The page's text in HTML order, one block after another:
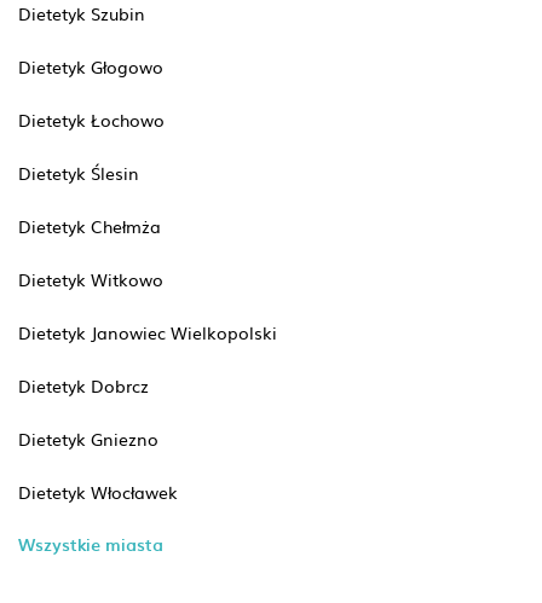
Dietetyk Szubin
Dietetyk Głogowo
Dietetyk Łochowo
Dietetyk Ślesin
Dietetyk Chełmża
Dietetyk Witkowo
Dietetyk Janowiec Wielkopolski
Dietetyk Dobrcz
Dietetyk Gniezno
Dietetyk Włocławek
Wszystkie miasta